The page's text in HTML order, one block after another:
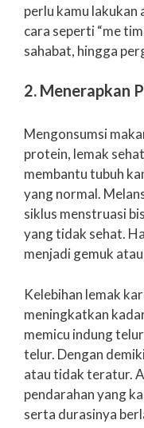
perlu kamu
cara seperti “me
sahabat, hingga
2. Menerapkan
Mengonsumsi
protein, lemak
membantu tubuh
yang normal.
siklus menstruasi
yang tidak sehat.
menjadi gemuk
Kelebihan lemak
meningkatkan
memicu indung
telur. Dengan
atau tidak teratur.
pendarahan yang
serta durasinya